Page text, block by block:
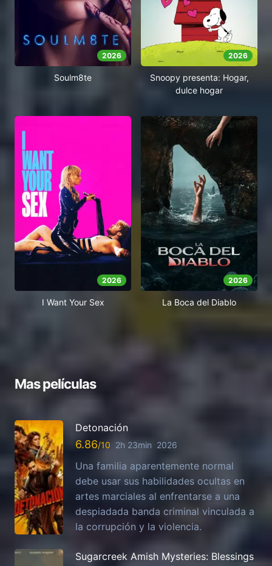
2026
Soulm8te
2026
Snoopy presenta: Hogar,
dulce hogar
2026
I Want Your Sex
2026
La Boca del Diablo
Mas películas
Detonación
6.86 2h 23min 2026
Una familia aparentemente normal
debe usar sus habilidades ocultas en
artes marciales al enfrentarse a una
despiadada banda criminal vinculada a
la corrupción y la violencia.
Sugarcreek Amish Mysteries: Blessings